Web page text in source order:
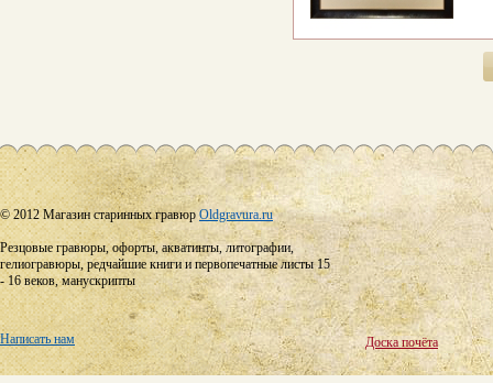
© 2012 Магазин старинных гравюрOldgravura.ru
Резцовые гравюры, офорты, акватинты, литографии,
гелиогравюры, редчайшие книги и первопечатные листы 15
- 16 веков, манускрипты
Написать нам Доска почёта